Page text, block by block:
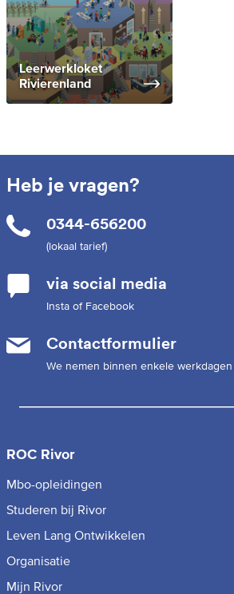
Leerwerkloket
Rivierenland
Heb je vragen?
0344-656200
(lokaal tarief)
via social media
Insta of Facebook
Contactformulier
We nemen binnen enkele
ROC Rivor
Mbo-opleidingen
Studeren bij Rivor
Leven Lang Ontwikkelen
Organisatie
Mijn Rivor